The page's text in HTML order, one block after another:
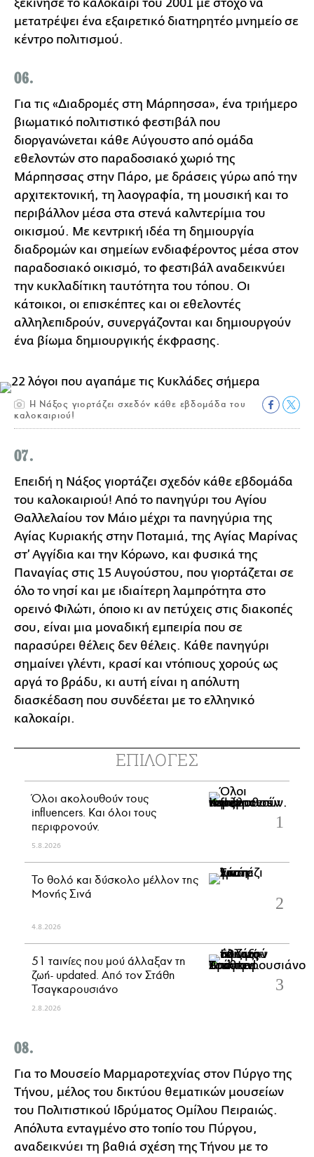
ξεκίνησε το καλοκαίρι του 2001 με στόχο να
μετατρέψει ένα εξαιρετικό διατηρητέο μνημείο σε
κέντρο πολιτισμού.
06.
Για τις «Διαδρομές στη Μάρπησσα», ένα τριήμερο
βιωματικό πολιτιστικό φεστιβάλ που
διοργανώνεται κάθε Αύγουστο από ομάδα
εθελοντών στο παραδοσιακό χωριό της
Μάρπησσας στην Πάρο, με δράσεις γύρω από την
αρχιτεκτονική, τη λαογραφία, τη μουσική και το
περιβάλλον μέσα στα στενά καλντερίμια του
οικισμού. Με κεντρική ιδέα τη δημιουργία
διαδρομών και σημείων ενδιαφέροντος μέσα στον
παραδοσιακό οικισμό, το φεστιβάλ αναδεικνύει
την κυκλαδίτικη ταυτότητα του τόπου. Οι
κάτοικοι, οι επισκέπτες και οι εθελοντές
αλληλεπιδρούν, συνεργάζονται και δημιουργούν
ένα βίωμα δημιουργικής έκφρασης.
Η Νάξος γιορτάζει σχεδόν κάθε εβδομάδα του
καλοκαιριού!
07.
Επειδή η Νάξος γιορτάζει σχεδόν κάθε εβδομάδα
του καλοκαιριού! Από το πανηγύρι του Αγίου
Θαλλελαίου τον Μάιο μέχρι τα πανηγύρια της
Αγίας Κυριακής στην Ποταμιά, της Αγίας Μαρίνας
στ’ Αγγίδια και την Κόρωνο, και φυσικά της
Παναγίας στις 15 Αυγούστου, που γιορτάζεται σε
όλο το νησί και με ιδιαίτερη λαμπρότητα στο
ορεινό Φιλώτι, όποιο κι αν πετύχεις στις διακοπές
σου, είναι μια μοναδική εμπειρία που σε
παρασύρει θέλεις δεν θέλεις. Κάθε πανηγύρι
σημαίνει γλέντι, κρασί και ντόπιους χορούς ως
αργά το βράδυ, κι αυτή είναι η απόλυτη
διασκέδαση που συνδέεται με το ελληνικό
καλοκαίρι.
ΕΠΙΛΟΓΕΣ
Όλοι ακολουθούν τους
influencers. Και όλοι τους
περιφρονούν.
5.8.2026
Το θολό και δύσκολο μέλλον της
Μονής Σινά
4.8.2026
51 ταινίες που μού άλλαξαν τη
ζωή- updated. Aπό τον Στάθη
Τσαγκαρουσιάνο
2.8.2026
08.
Για το Μουσείο Μαρμαροτεχνίας στον Πύργο της
Τήνου, μέλος του δικτύου θεματικών μουσείων
του Πολιτιστικού Ιδρύματος Ομίλου Πειραιώς.
Απόλυτα ενταγμένο στο τοπίο του Πύργου,
αναδεικνύει τη βαθιά σχέση της Τήνου με το